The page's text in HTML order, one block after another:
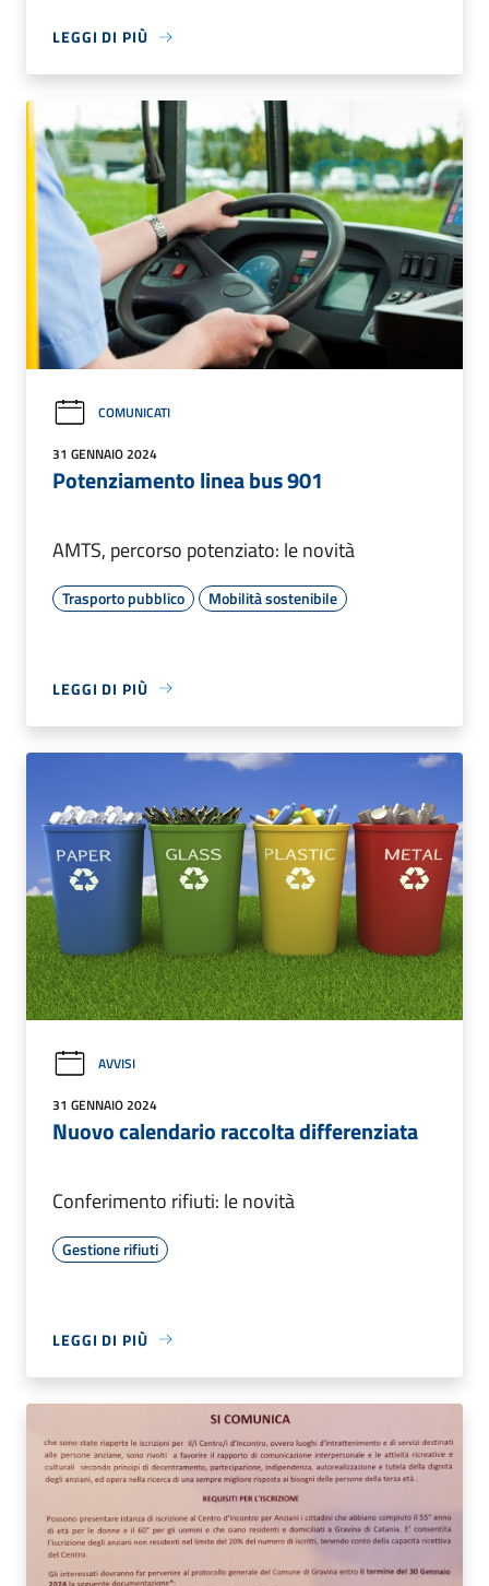
LEGGI DI PIÙ
COMUNICATI
31 GENNAIO 2024
Potenziamento linea bus 901
AMTS, percorso potenziato: le novità
Trasporto pubblico Mobilità sostenibile
LEGGI DI PIÙ
AVVISI
31 GENNAIO 2024
Nuovo calendario raccolta differenziata
Conferimento rifiuti: le novità
Gestione rifiuti
LEGGI DI PIÙ